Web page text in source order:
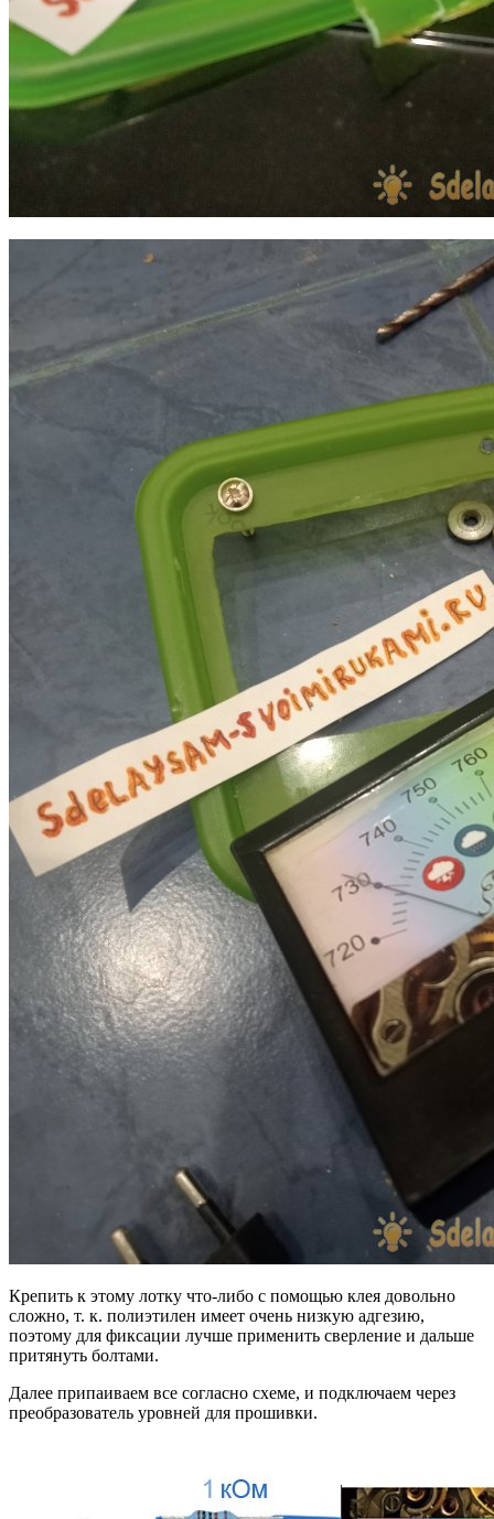
Крепить к этому лотку что-либо с помощью клея довольно
сложно, т. к. полиэтилен имеет очень низкую адгезию,
поэтому для фиксации лучше применить сверление и дальше
притянуть болтами.
Далее припаиваем все согласно схеме, и подключаем через
преобразователь уровней для прошивки.